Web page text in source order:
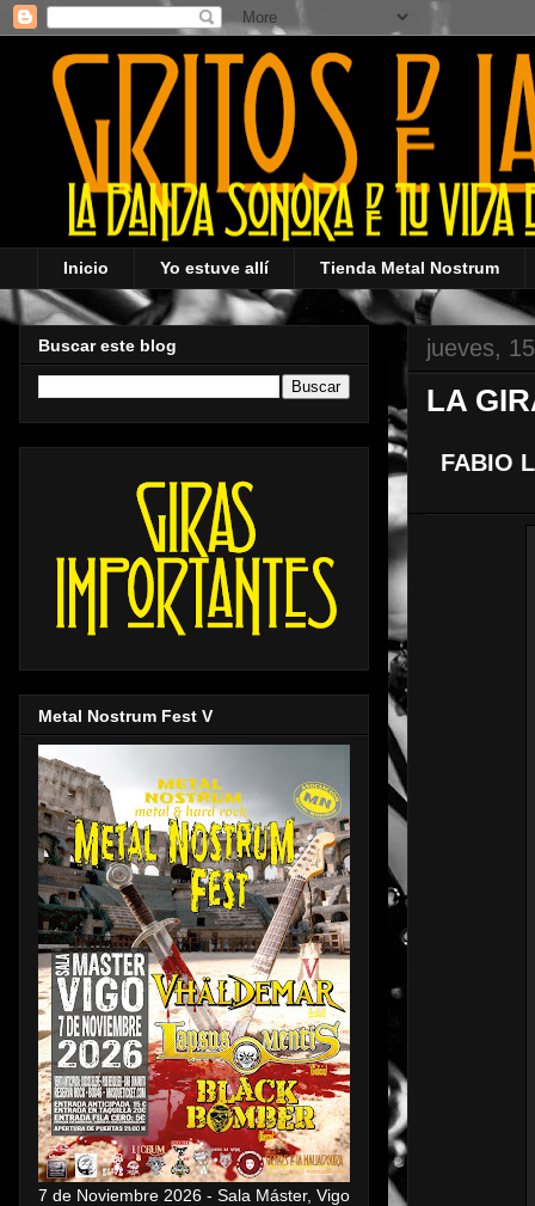
Inicio Yo estuve allí Tienda Metal Nostrum
jueves,
LA
FABIO
Buscar este blog
Metal Nostrum Fest V
7 de Noviembre 2026 - Sala Máster, Vigo